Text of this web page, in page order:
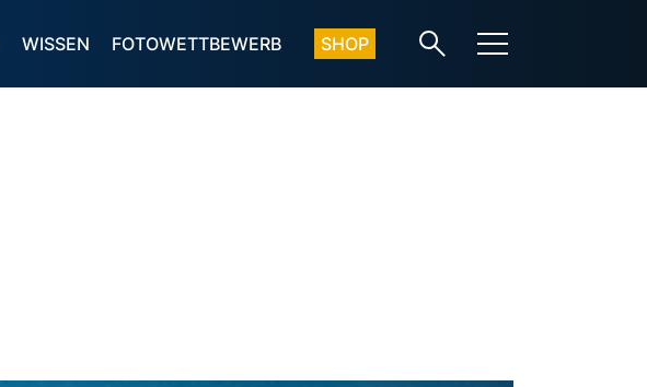
WISSEN FOTOWETTBEWERB SHOP